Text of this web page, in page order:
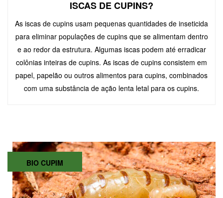
ISCAS DE CUPINS?
As iscas de cupins usam pequenas quantidades de inseticida
para eliminar populações de cupins que se alimentam dentro
e ao redor da estrutura. Algumas iscas podem até erradicar
colônias inteiras de cupins. As iscas de cupins consistem em
papel, papelão ou outros alimentos para cupins, combinados
com uma substância de ação lenta letal para os cupins.
BIO CUPIM